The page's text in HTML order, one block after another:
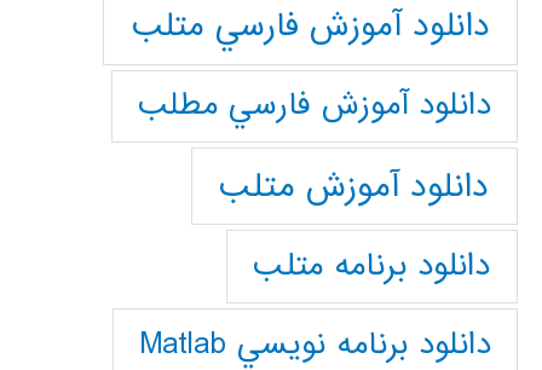
دانلود آموزش فارسي متلب
دانلود آموزش فارسي مطلب
دانلود آموزش متلب
دانلود برنامه متلب
دانلود برنامه نويسي Matlab